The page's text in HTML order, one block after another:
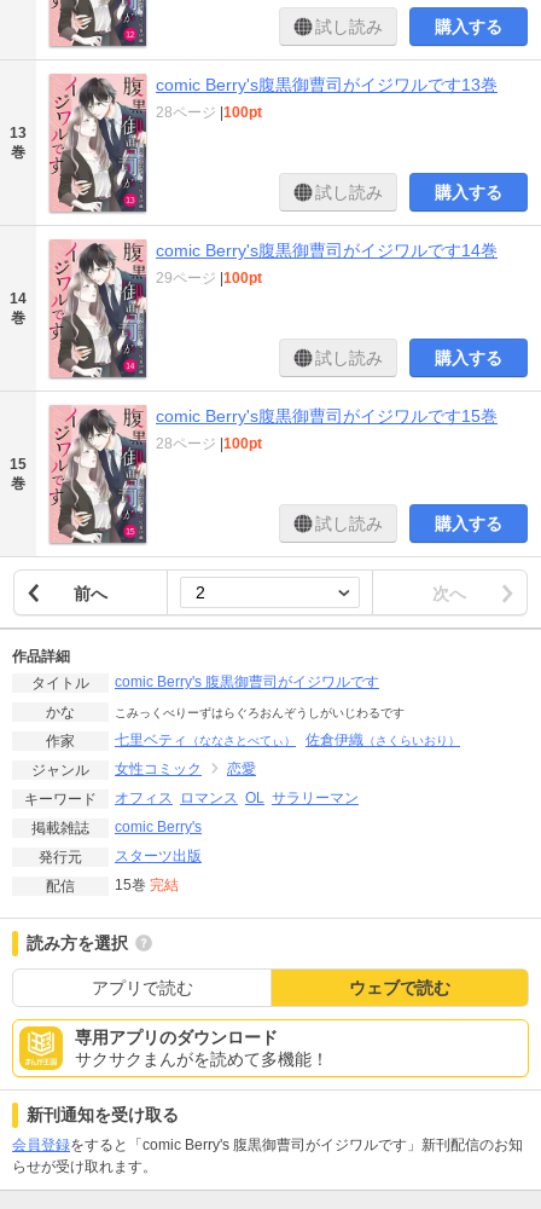
試し読み 購入する
13
巻
comic Berry's腹黒御曹司がイジワルです13巻
28ページ 100pt
試し読み 購入する
14
巻
comic Berry's腹黒御曹司がイジワルです14巻
29ページ 100pt
試し読み 購入する
15
巻
comic Berry's腹黒御曹司がイジワルです15巻
28ページ 100pt
試し読み 購入する
前へ 次へ
作品詳細
タイトル
comic Berry's 腹黒御曹司がイジワルです
かな
こみっくべりーずはらぐろおんぞうしがいじわるです
作家 七里ベティ （ななさとべてぃ） 佐倉伊織 （さくらいおり）
ジャンル 女性コミック
恋愛
キーワード
オフィス ロマンス OL サラリーマン
掲載雑誌
comic Berry's
発行元
スターツ出版
配信
15巻 完結
読み方を選択
アプリで読む ウェブで読む
専用アプリのダウンロード
サクサクまんがを読めて多機能！
新刊通知を受け取る
会員登録をすると「comic Berry's 腹黒御曹司がイジワルです」新刊配信のお知
らせが受け取れます。